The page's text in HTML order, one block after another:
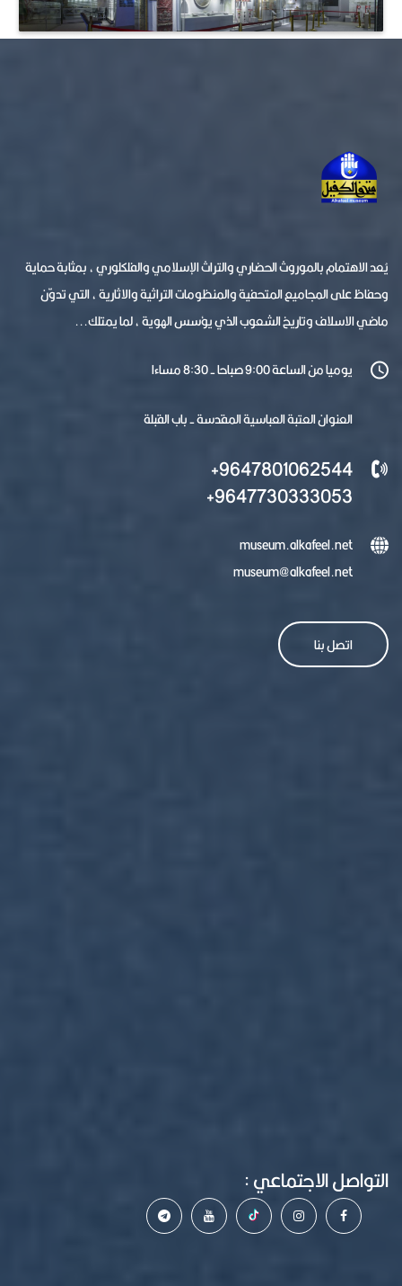
يُعد الاهتمام بالموروث الحضاري والتراث الإسلامي والفلكلوري ، بمثابة حماية
وحفاظ على المجاميع المتحفية والمنظومات التراثية والاثارية ، التي تدوّن
ماضي الاسلاف وتاريخ الشعوب الذي يؤسس الهوية ، لما يمتلك...
يوميا من الساعة 9:00 صباحا - 8:30 مساءا
العنوان العتبة العباسية المقدسة - باب القبلة
9647801062544+
9647730333053+
museum.alkafeel.net
museum@alkafeel.net
اتصل بنا
التواصل الاجتماعي :